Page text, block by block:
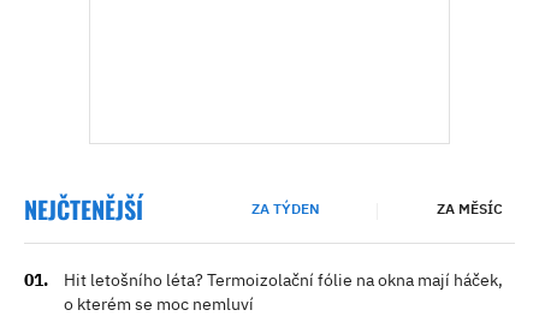
NEJČTENĚJŠÍ ZA TÝDEN ZA MĚSÍC
Hit letošního léta? Termoizolační fólie na okna mají háček,
o kterém se moc nemluví